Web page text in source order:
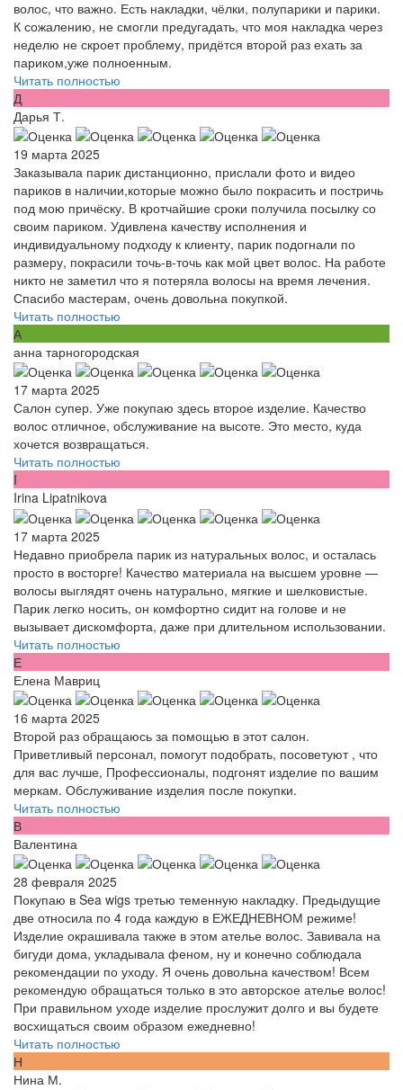
волос, что важно. Есть накладки, чёлки, полупарики и парики.
К сожалению, не смогли предугадать, что моя накладка через
неделю не скроет проблему, придётся второй раз ехать за
париком,уже полноенным.
Читать полностью
Д
Дарья Т.
19 марта 2025
Заказывала парик дистанционно, прислали фото и видео
париков в наличии,которые можно было покрасить и постричь
под мою причёску. В кротчайшие сроки получила посылку со
своим париком. Удивлена качеству исполнения и
индивидуальному подходу к клиенту, парик подогнали по
размеру, покрасили точь-в-точь как мой цвет волос. На работе
никто не заметил что я потеряла волосы на время лечения.
Спасибо мастерам, очень довольна покупкой.
Читать полностью
А
анна тарногородская
17 марта 2025
Салон супер. Уже покупаю здесь второе изделие. Качество
волос отличное, обслуживание на высоте. Это место, куда
хочется возвращаться.
Читать полностью
I
Irina Lipatnikova
17 марта 2025
Недавно приобрела парик из натуральных волос, и осталась
просто в восторге! Качество материала на высшем уровне —
волосы выглядят очень натурально, мягкие и шелковистые.
Парик легко носить, он комфортно сидит на голове и не
вызывает дискомфорта, даже при длительном использовании.
Читать полностью
Е
Елена Мавриц
16 марта 2025
Второй раз обращаюсь за помощью в этот салон.
Приветливый персонал, помогут подобрать, посоветуют , что
для вас лучше, Профессионалы, подгонят изделие по вашим
меркам. Обслуживание изделия после покупки.
Читать полностью
В
Валентина
28 февраля 2025
Покупаю в Sea wigs третью теменную накладку. Предыдущие
две относила по 4 года каждую в ЕЖЕДНЕВНОМ режиме!
Изделие окрашивала также в этом ателье волос. Завивала на
бигуди дома, укладывала феном, ну и конечно соблюдала
рекомендации по уходу. Я очень довольна качеством! Всем
рекомендую обращаться только в это авторское ателье волос!
При правильном уходе изделие прослужит долго и вы будете
восхищаться своим образом ежедневно!
Читать полностью
Н
Нина М.